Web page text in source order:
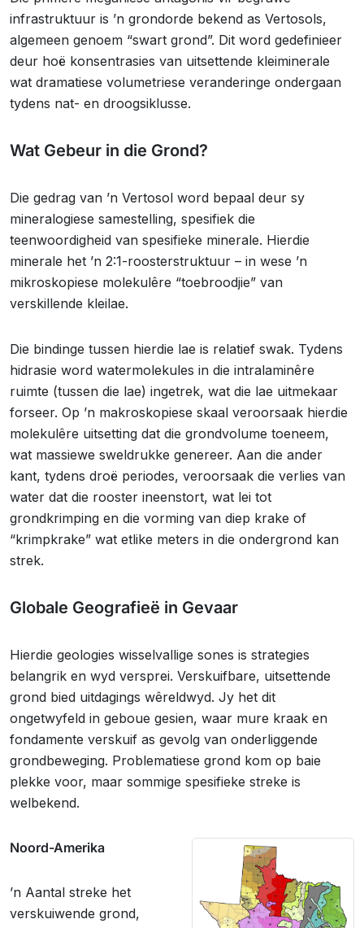
infrastruktuur is ’n grondorde bekend as Vertosols,
algemeen genoem “swart grond”. Dit word gedefinieer
deur hoë konsentrasies van uitsettende kleiminerale
wat dramatiese volumetriese veranderinge ondergaan
tydens nat- en droogsiklusse.
Wat Gebeur in die Grond?
Die gedrag van ’n Vertosol word bepaal deur sy
mineralogiese samestelling, spesifiek die
teenwoordigheid van spesifieke minerale. Hierdie
minerale het ’n 2:1-roosterstruktuur – in wese ’n
mikroskopiese molekulêre “toebroodjie” van
verskillende kleilae.
Die bindinge tussen hierdie lae is relatief swak. Tydens
hidrasie word watermolekules in die intralaminêre
ruimte (tussen die lae) ingetrek, wat die lae uitmekaar
forseer. Op ’n makroskopiese skaal veroorsaak hierdie
molekulêre uitsetting dat die grondvolume toeneem,
wat massiewe sweldrukke genereer. Aan die ander
kant, tydens droë periodes, veroorsaak die verlies van
water dat die rooster ineenstort, wat lei tot
grondkrimping en die vorming van diep krake of
“krimpkrake” wat etlike meters in die ondergrond kan
strek.
Globale Geografieë in Gevaar
Hierdie geologies wisselvallige sones is strategies
belangrik en wyd versprei. Verskuifbare, uitsettende
grond bied uitdagings wêreldwyd. Jy het dit
ongetwyfeld in geboue gesien, waar mure kraak en
fondamente verskuif as gevolg van onderliggende
grondbeweging. Problematiese grond kom op baie
plekke voor, maar sommige spesifieke streke is
welbekend.
Noord-Amerika
’n Aantal streke het
verskuiwende grond,